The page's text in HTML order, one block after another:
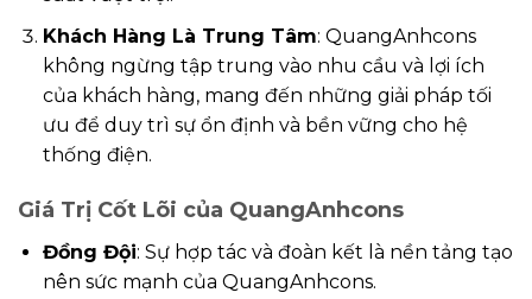
Khách Hàng Là Trung Tâm: QuangAnhcons
không ngừng tập trung vào nhu cầu và lợi ích
của khách hàng, mang đến những giải pháp tối
ưu để duy trì sự ổn định và bền vững cho hệ
thống điện.
Giá Trị Cốt Lõi của QuangAnhcons
Đồng Đội: Sự hợp tác và đoàn kết là nền tảng tạo
nên sức mạnh của QuangAnhcons.